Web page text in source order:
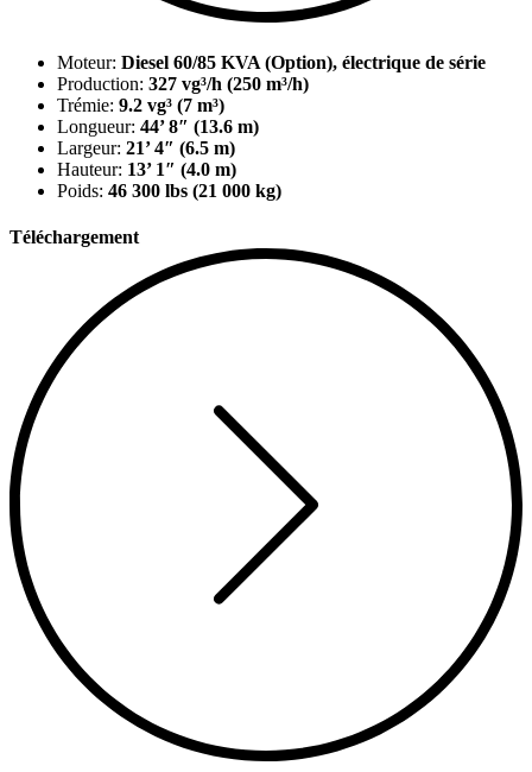
Moteur: Diesel 60/85 KVA (Option), électrique de série
Production: 327 vg³/h (250 m³/h)
Trémie: 9.2 vg³ (7 m³)
Longueur: 44’ 8″ (13.6 m)
Largeur: 21’ 4″ (6.5 m)
Hauteur: 13’ 1″ (4.0 m)
Poids: 46 300 lbs (21 000 kg)
Téléchargement